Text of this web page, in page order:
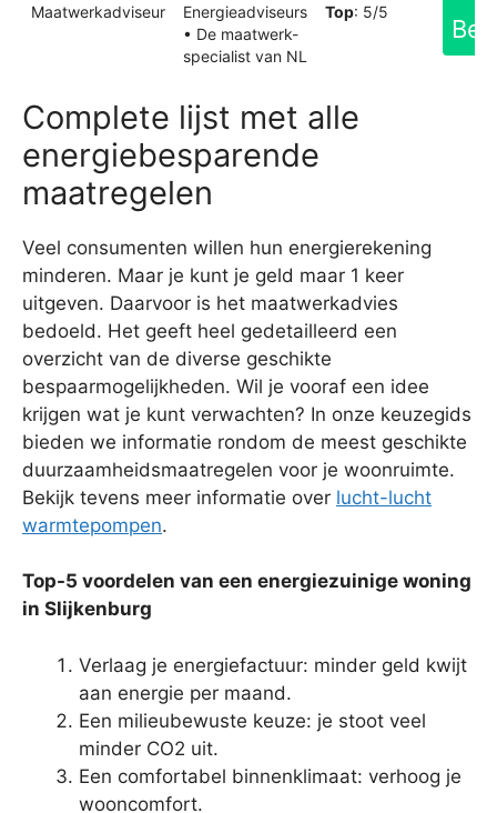
Maatwerkadviseur
Energieadviseurs
• De maatwerk-
specialist van NL
Top: 5/5
Complete lijst met alle
energiebesparende
maatregelen
Veel consumenten willen hun energierekening
minderen. Maar je kunt je geld maar 1 keer
uitgeven. Daarvoor is het maatwerkadvies
bedoeld. Het geeft heel gedetailleerd een
overzicht van de diverse geschikte
bespaarmogelijkheden. Wil je vooraf een idee
krijgen wat je kunt verwachten? In onze keuzegids
bieden we informatie rondom de meest geschikte
duurzaamheidsmaatregelen voor je woonruimte.
Bekijk tevens meer informatie over lucht-lucht
warmtepompen.
Top-5 voordelen van een energiezuinige woning
in Slijkenburg
Verlaag je energiefactuur: minder geld kwijt
aan energie per maand.
Een milieubewuste keuze: je stoot veel
minder CO2 uit.
Een comfortabel binnenklimaat: verhoog je
wooncomfort.